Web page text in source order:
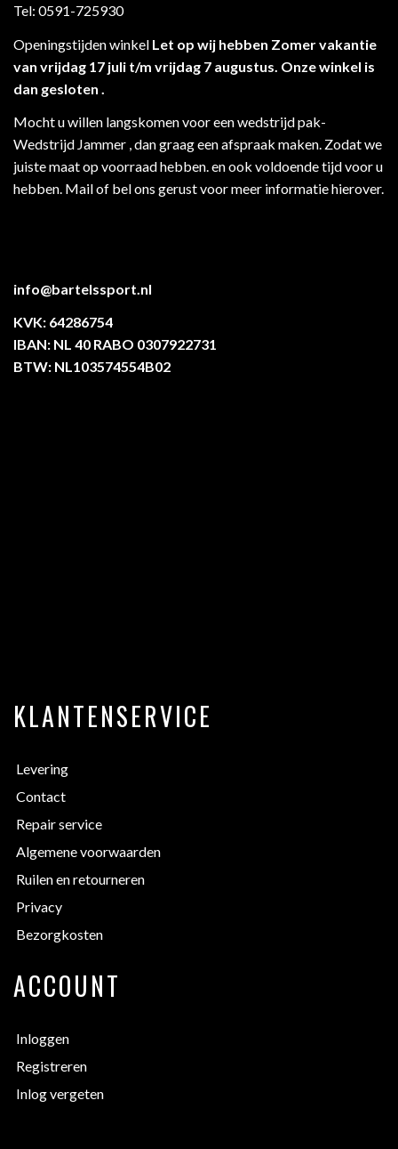
Tel: 0591-725930
Openingstijden winkel Let op wij hebben Zomer vakantie
van vrijdag 17 juli t/m vrijdag 7 augustus. Onze winkel is
dan gesloten .
Mocht u willen langskomen voor een wedstrijd pak-
Wedstrijd Jammer , dan graag een afspraak maken. Zodat we
juiste maat op voorraad hebben. en ook voldoende tijd voor u
hebben. Mail of bel ons gerust voor meer informatie hierover.
info@bartelssport.nl
KVK: 64286754
IBAN: NL 40 RABO 0307922731
BTW: NL103574554B02
KLANTENSERVICE
Levering
Contact
Repair service
Algemene voorwaarden
Ruilen en retourneren
Privacy
Bezorgkosten
ACCOUNT
Inloggen
Registreren
Inlog vergeten